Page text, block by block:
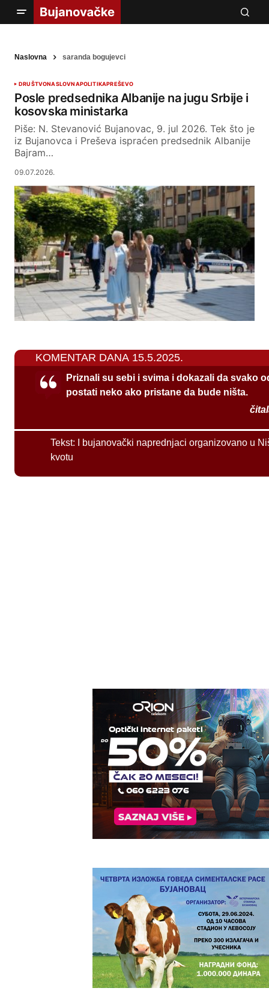
Naslovna saranda bogujevci
DRUŠTVONASLOVNAPOLITIKAPREŠEVO
Posle predsednika Albanije na jugu Srbije i
kosovska ministarka
Piše: N. Stevanović Bujanovac, 9. jul 2026. Tek što je
iz Bujanovca i Preševa ispraćen predsednik Albanije
Bajram…
09.07.2026.
KOMENTAR DANA 15.5.2025.
Priznali su sebi i svima i dokazali da svako
postati neko ako pristane da bude ništa.
Tekst:
I bujanovački naprednjaci organizovano u
kvotu